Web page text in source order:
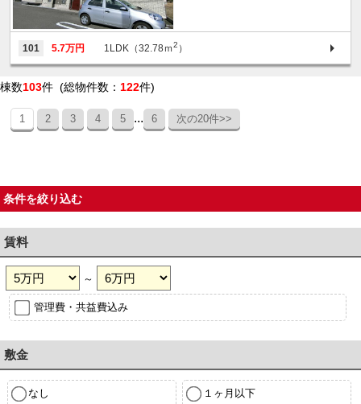
101 5.7万円 1LDK（32.78ｍ2 ）
棟数103件 (総物件数： 122件)
1 2 3 4 5 ... 6 次の20件>>
条件を絞り込む
賃料
～
管理費・共益費込み
敷金
なし １ヶ月以下